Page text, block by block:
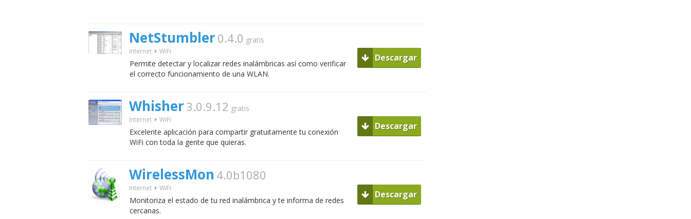
NetStumbler0.4.0 gratis
Internet WiFi
Permite detectar y localizar redes inalámbricas así como verificar
el correcto funcionamiento de una WLAN.
Descargar
Whisher3.0.9.12 gratis
Internet WiFi
Excelente aplicación para compartir gratuitamente tu conexión
WiFi con toda la gente que quieras.
Descargar
WirelessMon 4.0b1080
Internet WiFi
Monitoriza el estado de tu red inalámbrica y te informa de redes
cercanas.
Descargar